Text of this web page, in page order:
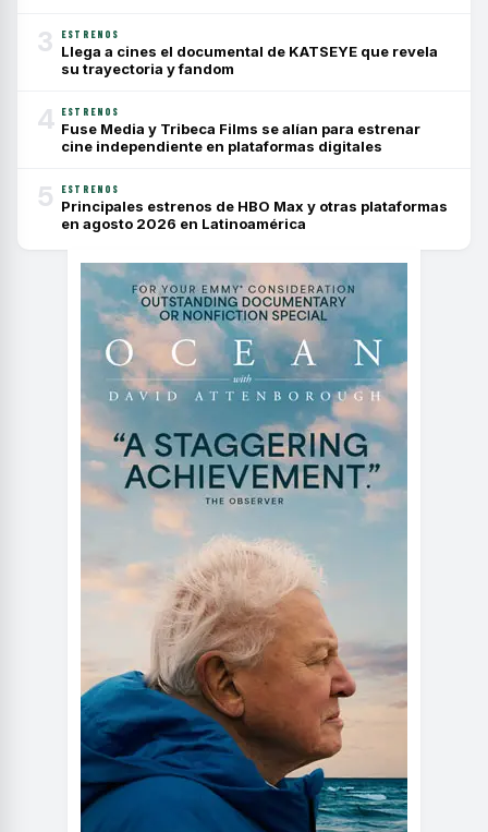
3 ESTRENOS
Llega a cines el documental de KATSEYE que revela
su trayectoria y fandom
4 ESTRENOS
Fuse Media y Tribeca Films se alían para estrenar
cine independiente en plataformas digitales
5 ESTRENOS
Principales estrenos de HBO Max y otras plataformas
en agosto 2026 en Latinoamérica